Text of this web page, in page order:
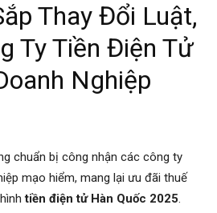
Thay Đổi Luật,
Ty Tiền Điện Tử
Nghiệp
chuẩn bị công nhận các công ty
mạo hiểm, mang lại ưu đãi thuế
tiền điện tử Hàn Quốc 2025.